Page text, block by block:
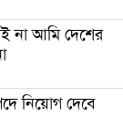
কনস্টেবলের
না আমি দেশের
নিয়োগ দেবে